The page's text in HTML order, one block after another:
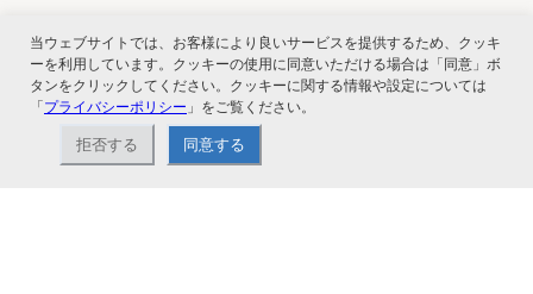
関連サービス
当ウェブサイトでは、お客様により良いサービスを提供するため、クッキ
ーを利用しています。クッキーの使用に同意いただける場合は「同意」ボ
タンをクリックしてください。クッキーに関する情報や設定については
「プライバシーポリシー 」をご覧ください。
拒否する 同意する